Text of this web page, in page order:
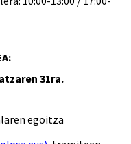
31ra.
egoitza